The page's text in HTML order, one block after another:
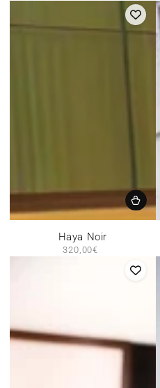
Haya Noir
Prix
320,00€